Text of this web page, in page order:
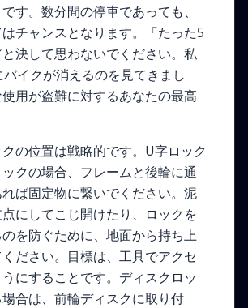
す。数分間の停車であっても、
チャンスとなります。「たった5
決して思わないでください。私
イクが消えるのを見てきまし
用が盗難に対するあなたの最高
の位置は戦略的です。U字ロック
クの場合、フレームと後輪に通
ば固定物に繋いでください。泥
にしてこじ開けたり、ロックを
を防ぐために、地面から持ち上
ださい。目標は、工具でアクセ
にすることです。ディスクロッ
合は、前輪ディスクに取り付